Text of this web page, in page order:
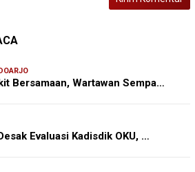
Bersamaan, Wartawan Sempa…
Evaluasi Kadisdik OKU, …